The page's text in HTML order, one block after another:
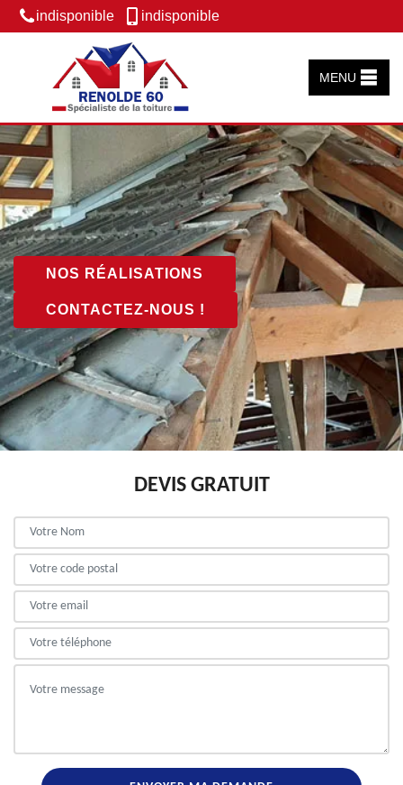
indisponible indisponible
MENU
NOS RÉALISATIONS
CONTACTEZ-NOUS !
DEVIS GRATUIT